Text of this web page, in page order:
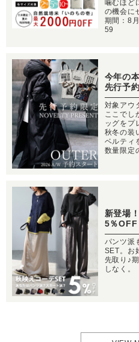
噛むほど
の機会に
期間：8
59
今年の
先行予
対象アウ
ここでし
ッグをプ
秋冬の装
ベルティ
数量限定
新登場
5％OFF
パンツ派
SET。お
先取り♪
しなく。